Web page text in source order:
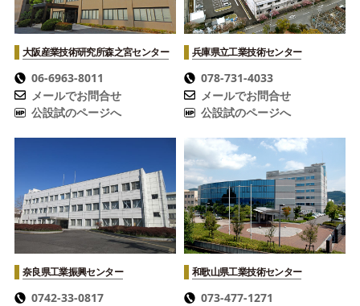
大阪産業技術研究所森之宮センター
06-6963-8011
メールでお問合せ
公設試のページへ
兵庫県立工業技術センター
078-731-4033
メールでお問合せ
公設試のページへ
奈良県工業振興センター
0742-33-0817
和歌山県工業技術センター
073-477-1271